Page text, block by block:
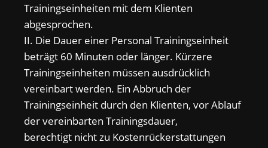
Trainingseinheiten mit dem Klienten
abgesprochen.
II. Die Dauer einer Personal Trainingseinheit
beträgt 60 Minuten oder länger. Kürzere
Trainingseinheiten müssen ausdrücklich
vereinbart werden. Ein Abbruch der
Trainingseinheit durch den Klienten, vor Ablauf
der vereinbarten Trainingsdauer,
berechtigt nicht zu Kostenrückerstattungen